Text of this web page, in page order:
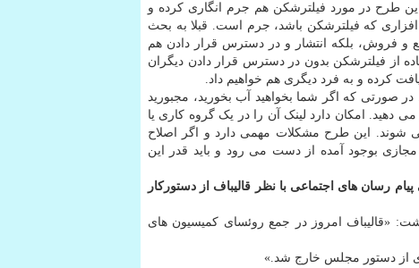
طرح در مورد فیلترشکن هم جرم انگاری کرده و
افزاری که فیلترشکن باشد، جرم است. قبلا به بحث
و فروش، بلکه انتشار و در دسترس قرار دادن هم
از فیلترشکن بدون در دسترس قرار دادن دیگران
کرده و به فرد دیگری هم خواهیم داد.
صورتی که اگر شما بخواهید آب بخورید، مجبورید
دهید. امکان دارد لینک آن را در یک گروه کاری یا
شوند. این طرح مشکلات مهمی دارد و اگر اصلاح
فضای مجازی بوجود آمده از دست می رود و باید قدر این
رسان های اجتماعی با نظر قالیباف از دستورکار
به گزارش کارا پیام به نقل از ایسنا، محمدصالح مفتاح در صفحه شخصی خود در توییتر نوشت: «‏⁧قالیباف⁩ امروز در جمع روئسای کمیسیون های